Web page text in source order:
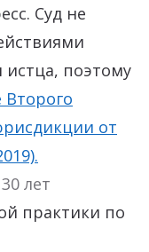
Суд не
поэтому
от
лет
практики по